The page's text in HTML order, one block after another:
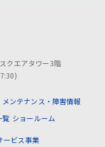
クエアタワー3階
メンテナンス・障害情報
覧 ショールーム
ービス事業